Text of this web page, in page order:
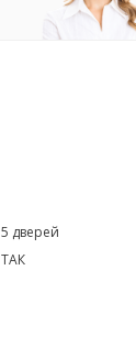
5 дверей
ТАК